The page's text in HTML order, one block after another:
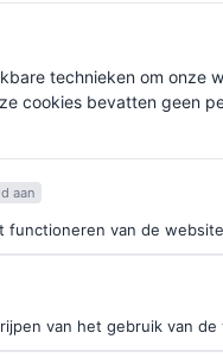
technieken om onze
cookies bevatten geen
aan
functioneren van de
van het gebruik van de